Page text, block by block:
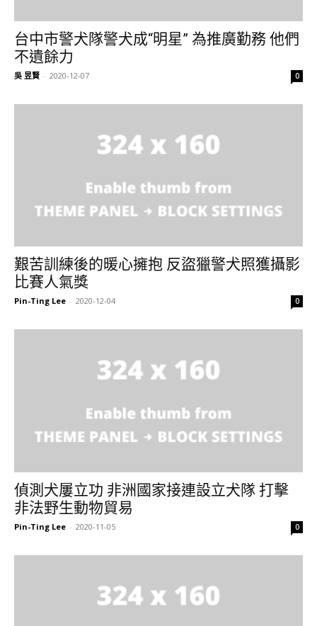
台中市警犬隊警犬成“明星” 為推廣勤務 他們
不遺餘力
吳 昱賢 - 2020-12-07 0
艱苦訓練後的暖心擁抱 反盜獵警犬照獲攝影
比賽人氣獎
Pin-Ting Lee - 2020-12-04 0
偵測犬屢立功 非洲國家接連設立犬隊 打擊
非法野生動物貿易
Pin-Ting Lee - 2020-11-05 0